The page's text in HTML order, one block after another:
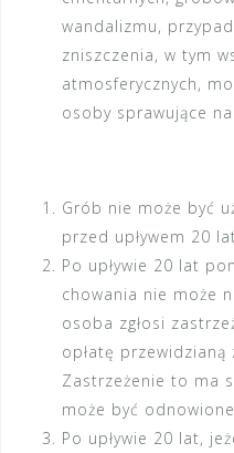
wandalizmu,
zniszczenia, w tym
atmosferycznych,
osoby sprawujące
Grób nie może być
przed upływem 20
Po upływie 20 lat
chowania nie może
osoba zgłosi
opłatę przewidzianą
Zastrzeżenie to ma
może być
Po upływie 20 lat,